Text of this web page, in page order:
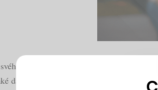
konkurenta dávno předběhl, ale jen
další oblečení a doplňky, pojmem a ve